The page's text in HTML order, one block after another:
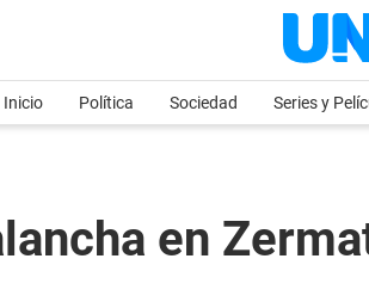
Inicio Política Sociedad Series y
en